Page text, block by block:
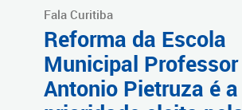
Fala Curitiba
Reforma da Escola
Municipal Professor
Antonio Pietruza é a